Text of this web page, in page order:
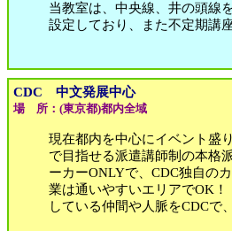
当教室は、中央線、井の頭線
設定しており、また不定期講
CDC 中文発展中心
場 所：(東京都)都内全域
現在都内を中心にイベント盛
で目指せる派遣講師制の本格
ーカーONLYで、CDC独自の
業は通いやすいエリアでOK
している仲間や人脈をCDCで